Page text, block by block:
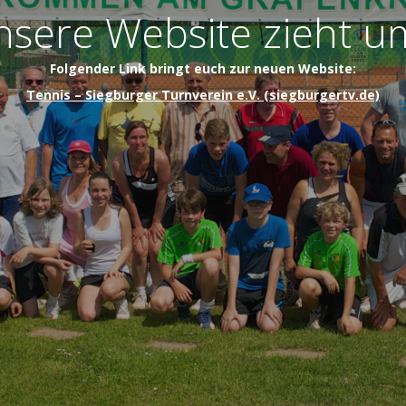
Website zieht
Folgender Link bringt euch zur neuen Website:
Tennis – Siegburger Turnverein e.V. (siegburgertv.de)